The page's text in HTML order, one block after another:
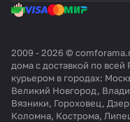
2009 - 2026 ©
дома с доставкой по
курьером в городах:
Великий Новгород,
Вязники, Гороховец,
Коломна, Кострома,